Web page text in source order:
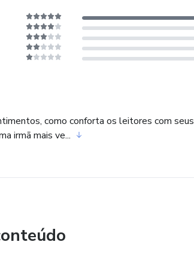
como conforta os leitores com seus
irmã mais ve...